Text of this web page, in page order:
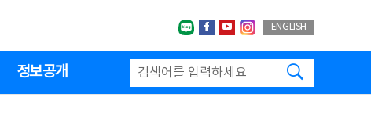
네이버블로그
페이스북
유투브인스타그랩
ENGLISH
정보공개